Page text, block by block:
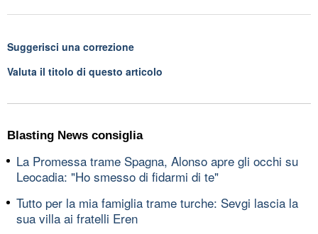
Suggerisci una correzione
Valuta il titolo di questo articolo
Blasting News consiglia
La Promessa trame Spagna, Alonso apre gli occhi su
Leocadia: "Ho smesso di fidarmi di te"
Tutto per la mia famiglia trame turche: Sevgi lascia la
sua villa ai fratelli Eren